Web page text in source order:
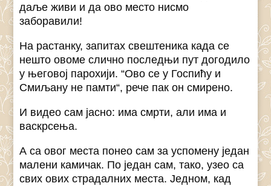
даље живи и да ово место нисмо
заборавили!
На растанку, запитах свештеника када се
нешто овоме слично последњи пут догодило
у његовој парохији. “Ово се у Госпићу и
Смиљану не памти“, рече пак он смирено.
И видео сам јасно: има смрти, али има и
васкрсења.
А са овог места понео сам за успомену један
малени камичак. По један сам, тако, узео са
свих ових страдалних места. Једном, кад